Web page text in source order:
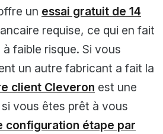
un essai gratuit de 14
requise, ce qui en fait
faible risque. Si vous
un autre fabricant a fait la
client Cleveron est une
vous êtes prêt à vous
configuration étape par